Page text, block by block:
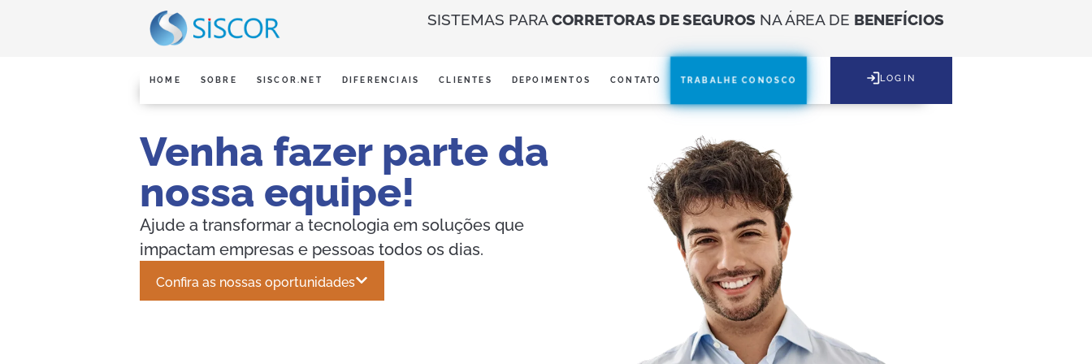
SISTEMAS PARACORRETORAS DE SEGUROS NA ÁREA DE BENEFÍCIOS
HOME SOBRE SISCOR.NET DIFERENCIAIS CLIENTES DEPOIMENTOS CONTATO TRABALHE CONOSCO LOGIN
Venha fazer parte da
nossa equipe!
Ajude a transformar a tecnologia em soluções que
impactam empresas e pessoas todos os dias.
Confira as nossas oportunidades